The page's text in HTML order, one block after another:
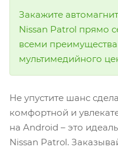
Закажите
Nissan Patrol прямо
всеми
мультимедийного
Не упустите шанс
комфортной и
на Android – это
Nissan Patrol.